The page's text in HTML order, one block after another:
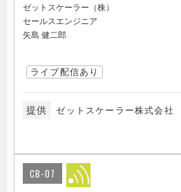
ゼットスケーラー（株）
セールスエンジニア
矢島 健二郎
ライブ配信あり
提供 ゼットスケーラー株式会社
CB-07